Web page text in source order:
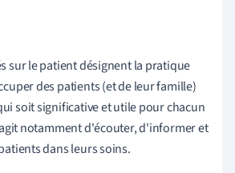
sur le patient désignent la pratique
des patients (et de leur famille)
soit significative et utile pour chacun
notamment d'écouter, d'informer et
dans leurs soins.